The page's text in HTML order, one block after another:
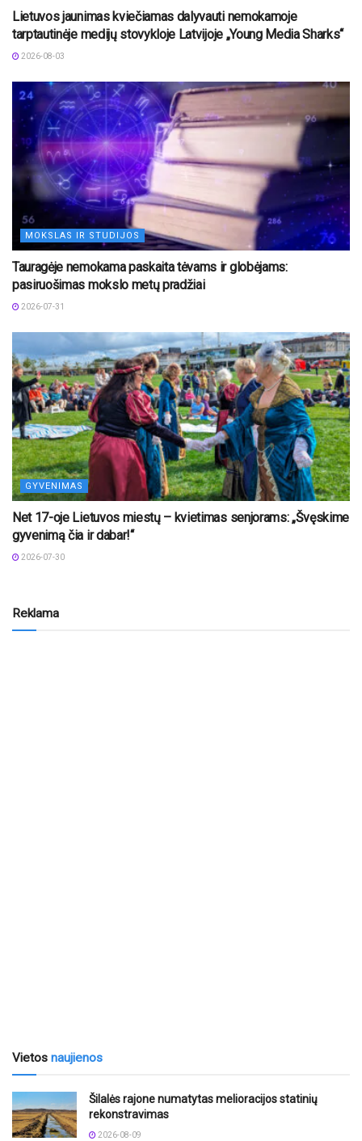
Lietuvos jaunimas kviečiamas dalyvauti nemokamoje
tarptautinėje medijų stovykloje Latvijoje „Young Media Sharks“
2026-08-03
MOKSLAS IR STUDIJOS
Tauragėje nemokama paskaita tėvams ir globėjams:
pasiruošimas mokslo metų pradžiai
2026-07-31
GYVENIMAS
Net 17-oje Lietuvos miestų – kvietimas senjorams: „Švęskime
gyvenimą čia ir dabar!“
2026-07-30
Reklama
Vietos naujienos
Šilalės rajone numatytas melioracijos statinių
rekonstravimas
2026-08-09